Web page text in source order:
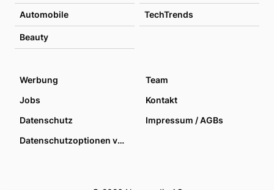
Automobile TechTrends
Beauty
Werbung
Team
Jobs
Kontakt
Datenschutz
Impressum / AGBs
Datenschutzoptionen verwalten